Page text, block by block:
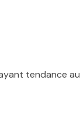
tendance au